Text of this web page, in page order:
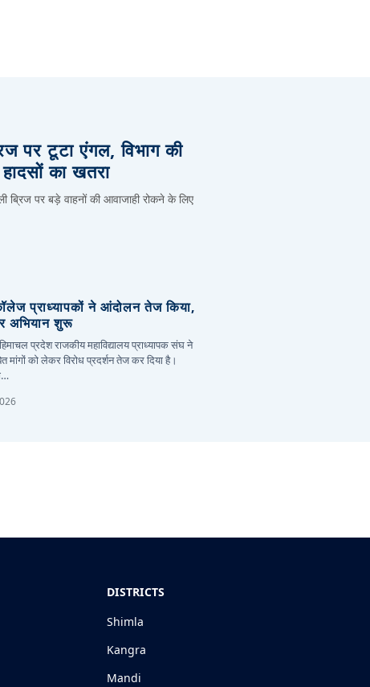
पर टूटा एंगल, विभाग की
का खतरा
पर बड़े वाहनों की आवाजाही रोकने के लिए
प्राध्यापकों ने आंदोलन तेज किया,
अभियान शुरू
प्रदेश राजकीय महाविद्यालय प्राध्यापक संघ ने
मांगों को लेकर विरोध प्रदर्शन तेज कर दिया है।
DISTRICTS
Shimla
Kangra
Mandi